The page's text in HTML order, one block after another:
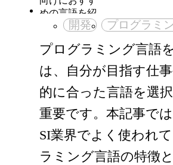
開発 プログラミ
プログラミング言語
は、自分が目指す仕
的に合った言語を選
重要です。本記事で
SI業界でよく使われ
ラミング言語の特徴